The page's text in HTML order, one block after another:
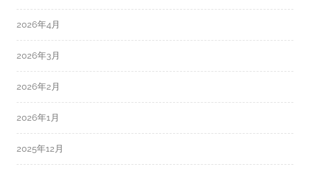
2026年4月
2026年3月
2026年2月
2026年1月
2025年12月